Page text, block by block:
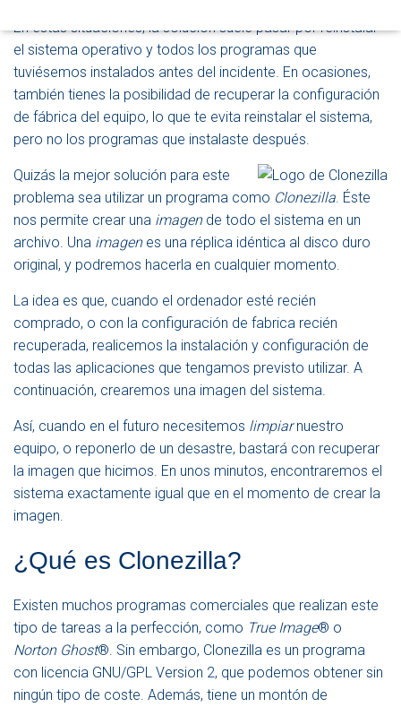
V
A
I
En estas situaciones, la solución suele pasar por reinstalar
el sistema operativo y todos los programas que
tuviésemos instalados antes del incidente. En ocasiones,
también tienes la posibilidad de recuperar la configuración
de fábrica del equipo, lo que te evita reinstalar el sistema,
pero no los programas que instalaste después.
Quizás la mejor solución para este
problema sea utilizar un programa como Clonezilla . Éste
nos permite crear una imagende todo el sistema en un
archivo. Una imagenes una réplica idéntica al disco duro
original, y podremos hacerla en cualquier momento.
La idea es que, cuando el ordenador esté recién
comprado, o con la configuración de fabrica recién
recuperada, realicemos la instalación y configuración de
todas las aplicaciones que tengamos previsto utilizar. A
continuación, crearemos una imagen del sistema.
Así, cuando en el futuro necesitemos limpiarnuestro
equipo, o reponerlo de un desastre, bastará con recuperar
la imagen que hicimos. En unos minutos, encontraremos el
sistema exactamente igual que en el momento de crear la
imagen.
¿Qué es Clonezilla?
Existen muchos programas comerciales que realizan este
tipo de tareas a la perfección, como True Image® o
Norton Ghost®. Sin embargo, Clonezilla es un programa
con licencia GNU/GPL Version 2, que podemos obtener sin
ningún tipo de coste. Además, tiene un montón de